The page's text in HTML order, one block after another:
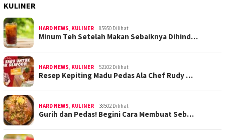
KULINER
HARD NEWS KULINER 85950 Dilihat
Minum Teh Setelah Makan Sebaiknya Dihind…
HARD NEWS KULINER 52102 Dilihat
Resep Kepiting Madu Pedas Ala Chef Rudy …
HARD NEWS KULINER 38502 Dilihat
Gurih dan Pedas! Begini Cara Membuat Seb…